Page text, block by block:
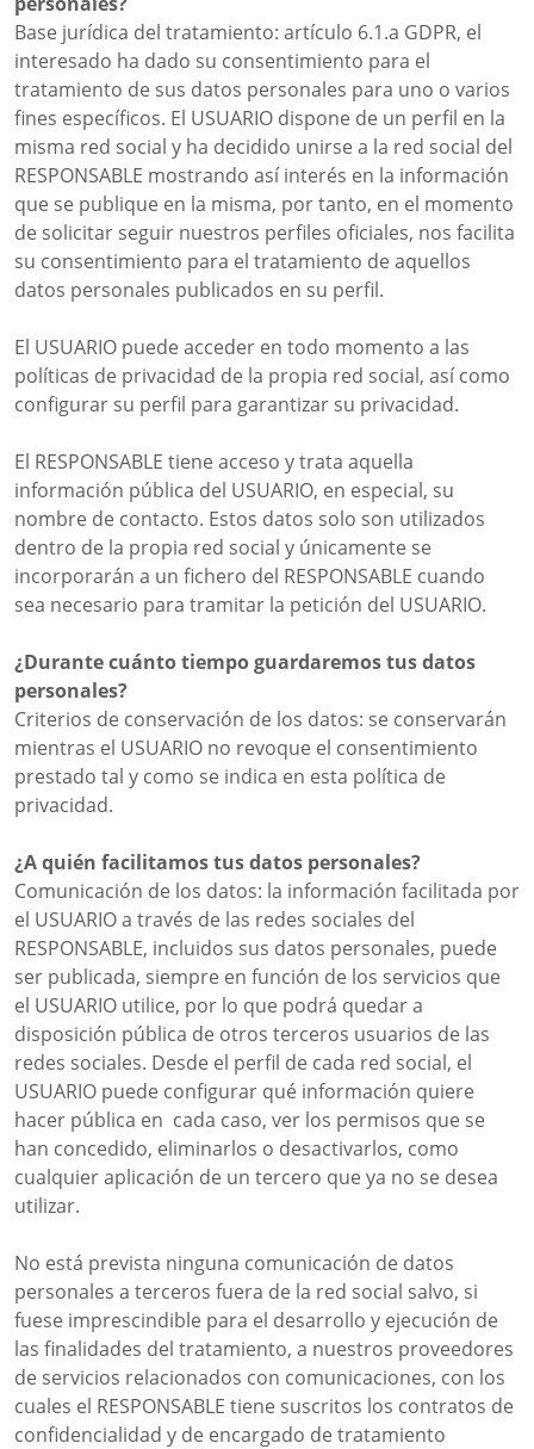
Base jurídica del tratamiento: artículo 6.1.a GDPR, el
interesado ha dado su consentimiento para el
tratamiento de sus datos personales para uno o varios
fines específicos. El USUARIO dispone de un perfil en la
misma red social y ha decidido unirse a la red social del
RESPONSABLE mostrando así interés en la información
que se publique en la misma, por tanto, en el momento
de solicitar seguir nuestros perfiles oficiales, nos facilita
su consentimiento para el tratamiento de aquellos
datos personales publicados en su perfil.
El USUARIO puede acceder en todo momento a las
políticas de privacidad de la propia red social, así como
configurar su perfil para garantizar su privacidad.
El RESPONSABLE tiene acceso y trata aquella
información pública del USUARIO, en especial, su
nombre de contacto. Estos datos solo son utilizados
dentro de la propia red social y únicamente se
incorporarán a un fichero del RESPONSABLE cuando
sea necesario para tramitar la petición del USUARIO.
¿Durante cuánto tiempo guardaremos tus datos
personales?
Criterios de conservación de los datos: se conservarán
mientras el USUARIO no revoque el consentimiento
prestado tal y como se indica en esta política de
privacidad.
¿A quién facilitamos tus datos personales?
Comunicación de los datos: la información facilitada por
el USUARIO a través de las redes sociales del
RESPONSABLE, incluidos sus datos personales, puede
ser publicada, siempre en función de los servicios que
el USUARIO utilice, por lo que podrá quedar a
disposición pública de otros terceros usuarios de las
redes sociales. Desde el perfil de cada red social, el
USUARIO puede configurar qué información quiere
hacer pública en cada caso, ver los permisos que se
han concedido, eliminarlos o desactivarlos, como
cualquier aplicación de un tercero que ya no se desea
utilizar.
No está prevista ninguna comunicación de datos
personales a terceros fuera de la red social salvo, si
fuese imprescindible para el desarrollo y ejecución de
las finalidades del tratamiento, a nuestros proveedores
de servicios relacionados con comunicaciones, con los
cuales el RESPONSABLE tiene suscritos los contratos de
confidencialidad y de encargado de tratamiento